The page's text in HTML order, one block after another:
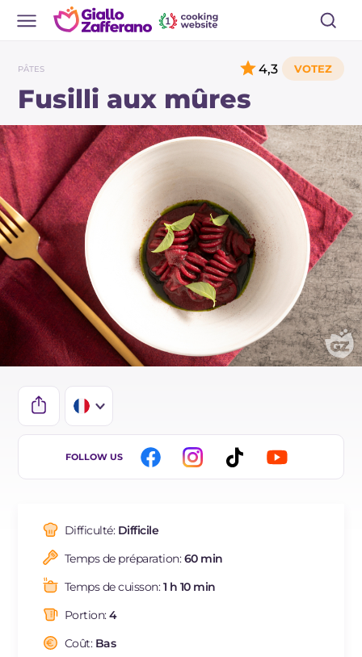
PÂTES
Fusilli aux mûres
4,3
IT
ES
BR
NL
FOLLOW US
Difficulté: Difficile
Temps de préparation:60 min
Temps de cuisson:1 h 10 min
Portion:4
Coût: Bas